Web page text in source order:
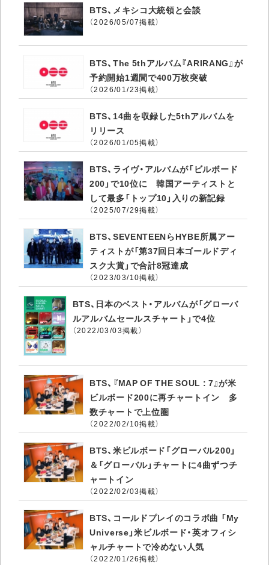
BTS、メキシコ大統領と会談
（2026/05/07掲載）
BTS、The 5thアルバム『ARIRANG』が
予約開始1週間で400万枚突破
（2026/01/23掲載）
BTS、14曲を収録した5thアルバムを
リリース
（2026/01/05掲載）
BTS、ライヴ・アルバムが「ビルボード
200」で10位に 韓国アーティストと
して最多「トップ10」入りの新記録
（2025/07/29掲載）
BTS、SEVENTEENらHYBE所属アー
ティストが「第37回日本ゴールドディ
スク大賞」で合計8冠達成
（2023/03/10掲載）
BTS、日本のベスト・アルバムが「グローバ
ルアルバムセールスチャート」で4位
（2022/03/03掲載）
BTS、『MAP OF THE SOUL : 7』が米
ビルボード200に再チャートイン 多
数チャートで上位圏
（2022/02/10掲載）
BTS、米ビルボード「グローバル200」
＆「グローバル」チャートに4曲ずつチ
ャートイン
（2022/02/03掲載）
BTS、コールドプレイのコラボ曲 「My
Universe」米ビルボード・英オフィシ
ャルチャートで冷めない人気
（2022/01/26掲載）